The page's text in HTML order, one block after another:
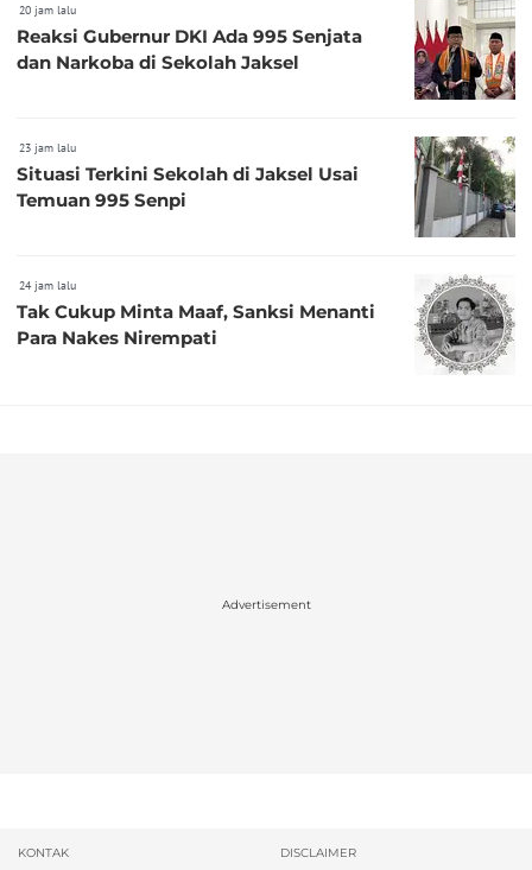
20 jam lalu
Reaksi Gubernur DKI Ada 995 Senjata
dan Narkoba di Sekolah Jaksel
23 jam lalu
Situasi Terkini Sekolah di Jaksel Usai
Temuan 995 Senpi
24 jam lalu
Tak Cukup Minta Maaf, Sanksi Menanti
Para Nakes Nirempati
Advertisement
KONTAK DISCLAIMER